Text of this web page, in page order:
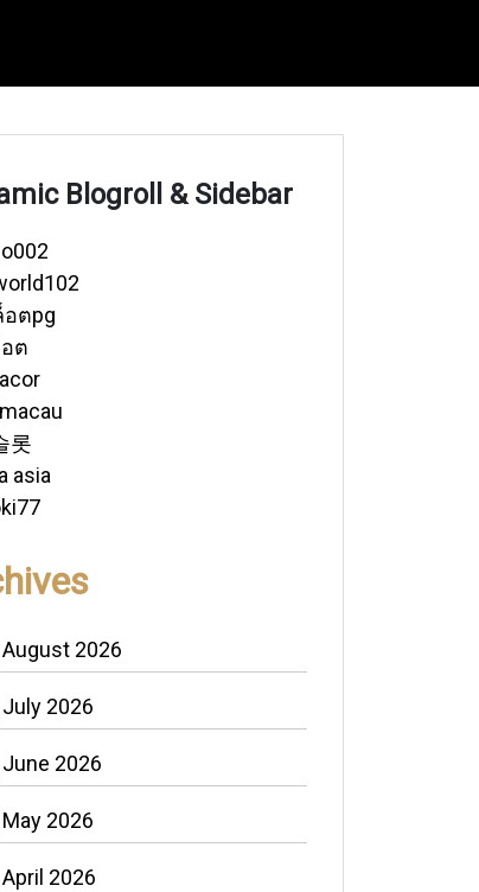
Blogroll & Sidebar
อตpg
ต
롯
asia
August 2026
July 2026
June 2026
May 2026
April 2026